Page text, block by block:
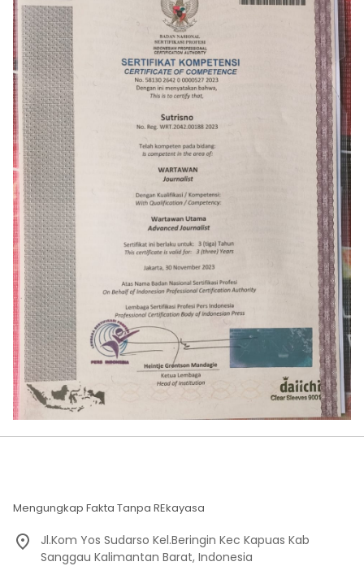
Mengungkap Fakta Tanpa REkayasa
Jl.Kom Yos Sudarso Kel.Beringin Kec Kapuas Kab
Sanggau Kalimantan Barat, Indonesia